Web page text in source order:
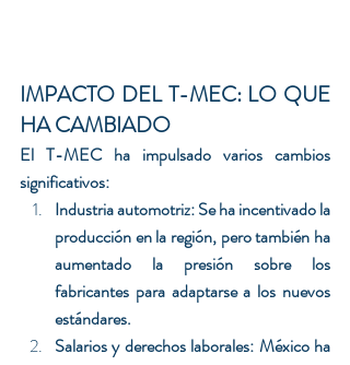
IMPACTO DEL T-MEC: LO QUE
HA CAMBIADO
El T-MEC ha impulsado varios cambios
significativos:
Industria automotriz: Se ha incentivado la
producción en la región, pero también ha
aumentado la presión sobre los
fabricantes para adaptarse a los nuevos
estándares.
Salarios y derechos laborales: México ha